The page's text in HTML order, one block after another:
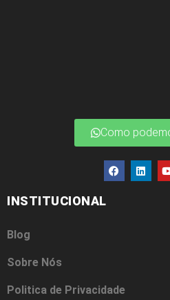
Como
INSTITUCIONAL
Blog
Sobre Nós
Politica de Privacidade